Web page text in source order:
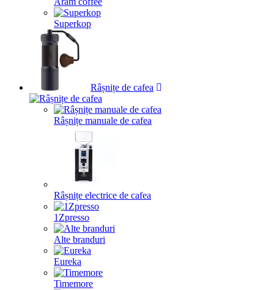
Superkop
Râșnițe de cafea
Râșnițe manuale de cafea
Râșnițe electrice de cafea
1Zpresso
Alte branduri
Eureka
Timemore